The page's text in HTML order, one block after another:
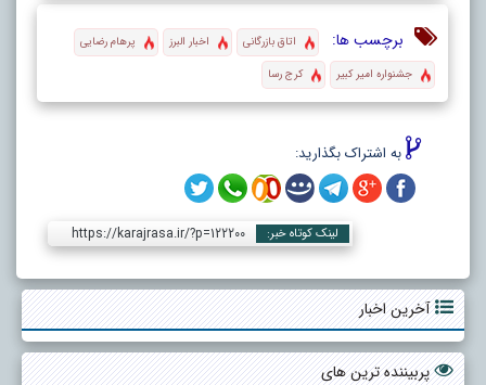
برچسب ها: اتاق بازرگانی اخبار البرز
پرهام رضایی
جشنواره امیر کبیر
کرج رسا
به اشتراک بگذارید:
لینک کوتاه خبر: https://karajrasa.ir/?p=122200
آخرین اخبار
پربیننده ترین های